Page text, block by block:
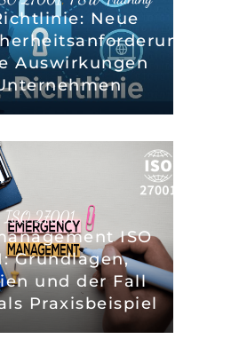
Neue
Auswirkungen
ISO 27001
ISO
Grundlagen,
und der Fall
Praxisbeispiel